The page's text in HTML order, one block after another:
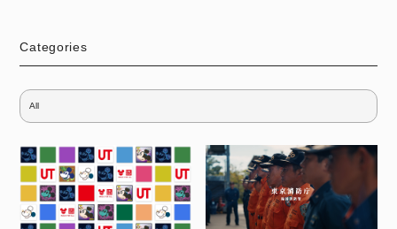
Categories